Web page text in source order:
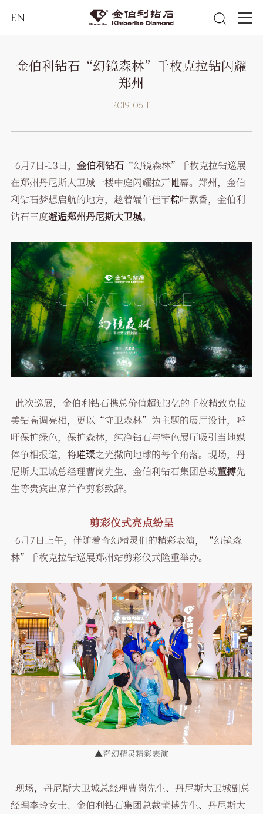
EN
金伯利钻石“幻镜森林”千枚克拉钻闪耀
郑州
2019-06-11
6月7日-13日， 金伯利钻石“幻镜森林”千枚克拉钻巡展
在郑州丹尼斯大卫城一楼中庭闪耀拉开帷幕。郑州，金伯
利钻石梦想启航的地方，趁着端午佳节粽叶飘香，金伯利
钻石三度邂逅郑州丹尼斯大卫城。
此次巡展，金伯利钻石携总价值超过3亿的千枚精致克拉
美钻高调亮相，更以“守卫森林”为主题的展厅设计，呼
吁保护绿色，保护森林，纯净钻石与特色展厅吸引当地媒
体争相报道，将璀璨之光撒向地球的每个角落。现场，丹
尼斯大卫城总经理曹岗先生、金伯利钻石集团总裁董搏先
生等贵宾出席并作剪彩致辞。
剪彩仪式亮点纷呈
6月7日上午，伴随着奇幻精灵们的精彩表演，“幻镜森
林”千枚克拉钻巡展郑州站剪彩仪式隆重举办。
▲奇幻精灵精彩表演
现场，丹尼斯大卫城总经理曹岗先生、丹尼斯大卫城副总
经理李玲女士、金伯利钻石集团总裁董搏先生、丹尼斯大